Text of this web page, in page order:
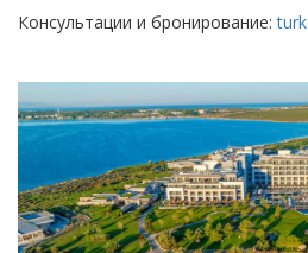
Консультации и бронирование: